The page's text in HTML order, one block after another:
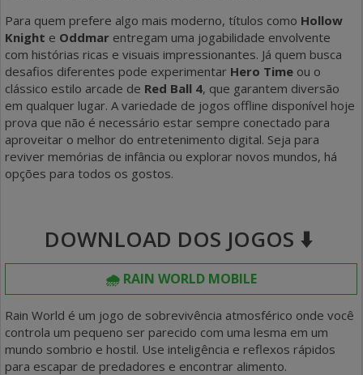
Para quem prefere algo mais moderno, títulos como Hollow
Knight e Oddmar entregam uma jogabilidade envolvente
com histórias ricas e visuais impressionantes. Já quem busca
desafios diferentes pode experimentar Hero Time ou o
clássico estilo arcade de Red Ball 4, que garantem diversão
em qualquer lugar. A variedade de jogos offline disponível hoje
prova que não é necessário estar sempre conectado para
aproveitar o melhor do entretenimento digital. Seja para
reviver memórias de infância ou explorar novos mundos, há
opções para todos os gostos.
DOWNLOAD DOS JOGOS ⬇️
🌧️ RAIN WORLD MOBILE
Rain World é um jogo de sobrevivência atmosférico onde você
controla um pequeno ser parecido com uma lesma em um
mundo sombrio e hostil. Use inteligência e reflexos rápidos
para escapar de predadores e encontrar alimento.